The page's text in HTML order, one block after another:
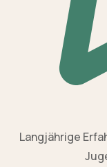
Langjährige